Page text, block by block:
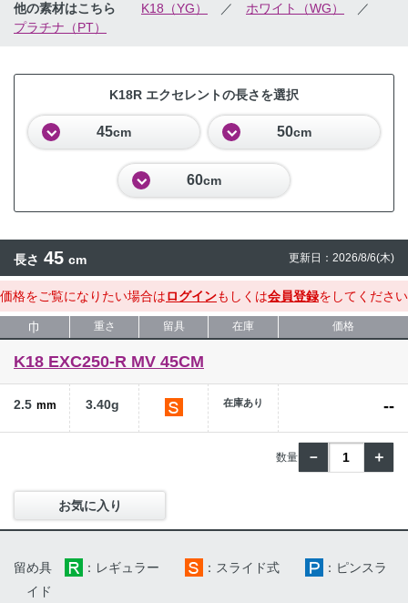
他の素材はこちら K18（YG） ／ ホワイト（WG）
／
プラチナ（PT）
K18R エクセレントの長さを選択
45cm 50cm
60cm
長さ 45 cm 更新日：2026/8/6(木)
価格をご覧になりたい場合はログインもしくは会員登録をしてください
巾 重さ 留具 在庫 価格
K18 EXC250-R MV 45CM
2.5 mm 3.40g 在庫あり --
－ ＋
お気に入り
留め具 ：レギュラー ：スライド式
：ピンスラ
イド